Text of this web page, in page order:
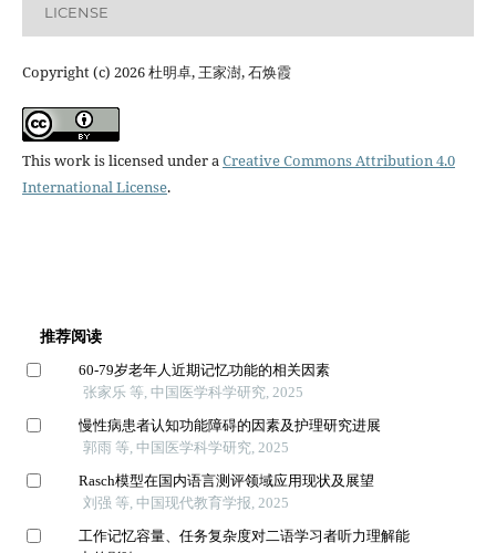
LICENSE
Copyright (c) 2026 杜明卓, 王家澍, 石焕霞
This work is licensed under aCreative Commons Attribution 4.0
International License.
推荐阅读
60-79岁老年人近期记忆功能的相关因素
张家乐 等, 中国医学科学研究, 2025
慢性病患者认知功能障碍的因素及护理研究进展
郭雨 等, 中国医学科学研究, 2025
Rasch模型在国内语言测评领域应用现状及展望
刘强 等, 中国现代教育学报, 2025
工作记忆容量、任务复杂度对二语学习者听力理解能